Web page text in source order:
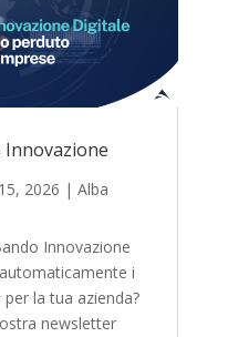
Innovazione
2026 | Alba
Innovazione
i
la tua azienda?
newsletter